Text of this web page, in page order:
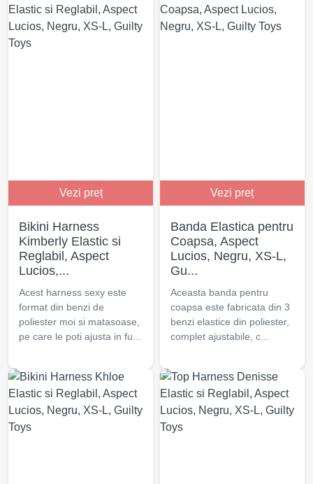
Vezi preț
Bikini Harness
Kimberly Elastic si
Reglabil, Aspect
Lucios,...
Acest harness sexy este
format din benzi de
poliester moi si matasoase,
pe care le poti ajusta in fu...
Vezi preț
Banda Elastica pentru
Coapsa, Aspect
Lucios, Negru, XS-L,
Gu...
Aceasta banda pentru
coapsa este fabricata din 3
benzi elastice din poliester,
complet ajustabile, c...